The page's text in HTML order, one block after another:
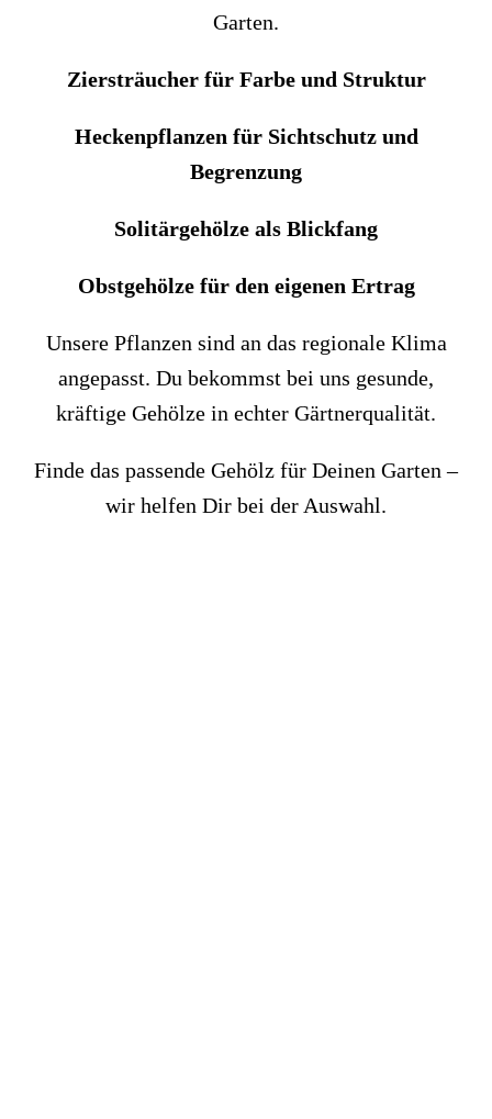
Garten.
Ziersträucher für Farbe und Struktur
Heckenpflanzen für Sichtschutz und
Begrenzung
Solitärgehölze als Blickfang
Obstgehölze für den eigenen Ertrag
Unsere Pflanzen sind an das regionale Klima
angepasst. Du bekommst bei uns gesunde,
kräftige Gehölze in echter Gärtnerqualität.
Finde das passende Gehölz für Deinen Garten –
wir helfen Dir bei der Auswahl.